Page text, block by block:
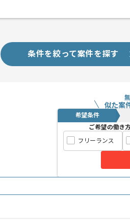
条件を絞って案件を探す
似た案
希望条件
ご希望の働き
フリーランス